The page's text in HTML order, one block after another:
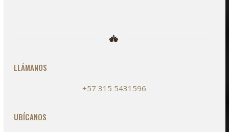
LLÁMANOS
+57 315 5431596
UBÍCANOS